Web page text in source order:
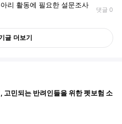
리 활동에 필요한 설문조사
댓글 0
글 더보기
고민되는 반려인들을 위한 펫보험 소